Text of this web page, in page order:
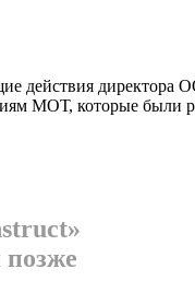
действия
МОТ, которые были
позже